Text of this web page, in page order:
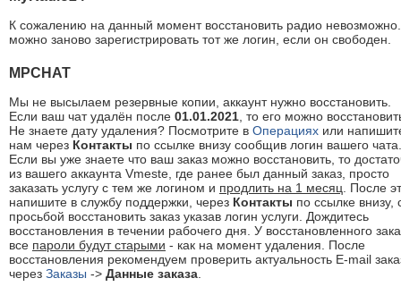
К сожалению на данный момент восстановить радио
можно заново зарегистрировать тот же логин, если он свободен.
MPCHAT
Мы не высылаем резервные копии, аккаунт нужно восстановить.
Если ваш чат удалён после 01.01.2021 , то его можно
Не знаете дату удаления? Посмотрите в Операциях или
нам через Контакты по ссылке внизу сообщив логин вашего чата.
Если вы уже знаете что ваш заказ можно восстановить, то
из вашего аккаунта Vmeste, где ранее был данный заказ, просто
заказать услугу с тем же логином и продлить на 1 месяц . После
напишите в службу поддержки, через Контакты по ссылке внизу,
просьбой восстановить заказ указав логин услуги. Дождитесь
восстановления в течении рабочего дня. У восстановленного
все пароли будут старыми - как на момент удаления. После
восстановления рекомендуем проверить актуальность E-mail
через Заказы -> Данные заказа